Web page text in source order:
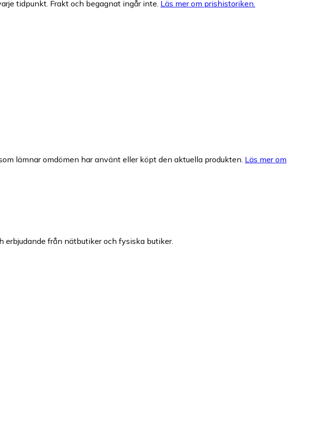
tidpunkt. Frakt och begagnat ingår inte. Läs mer om prishistoriken.
lämnar omdömen har använt eller köpt den aktuella produkten. Läs mer om
erbjudande från nätbutiker och fysiska butiker.